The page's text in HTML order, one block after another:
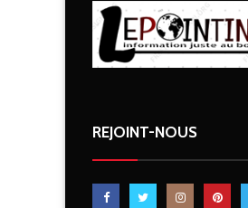
REJOINT-NOUS